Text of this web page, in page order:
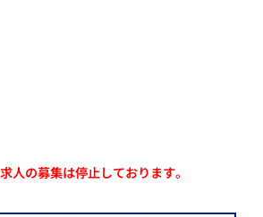
人の募集は停止しております。